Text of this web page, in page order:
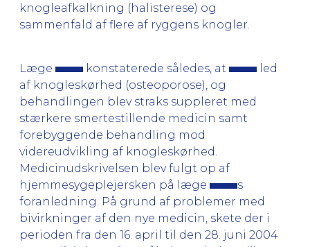
knogleafkalkning (halisterese) og
sammenfald af flere af ryggens knogler.
Læge konstaterede således, at
led
af knogleskørhed (osteoporose), og
behandlingen blev straks suppleret med
stærkere smertestillende medicin samt
forebyggende behandling mod
videreudvikling af knogleskørhed.
Medicinudskrivelsen blev fulgt op af
hjemmesygeplejersken på læge
s
foranledning. På grund af problemer med
bivirkninger af den nye medicin, skete der i
perioden fra den 16. april til den 28. juni 2004